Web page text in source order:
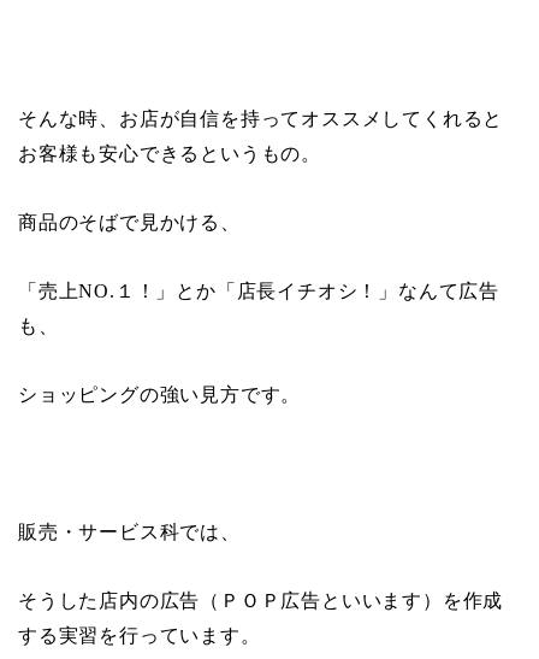
そんな時、お店が自信を持ってオススメしてくれると
お客様も安心できるというもの。
商品のそばで見かける、
「売上NO. １！」とか「店長イチオシ！」なんて広告
も、
ショッピングの強い見方です。
販売・サービス科では、
そうした店内の広告（ＰＯＰ広告といいます）を作成
する実習を行っています。